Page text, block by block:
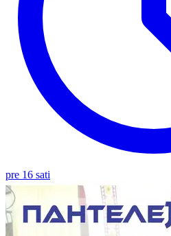
pre 16 sati